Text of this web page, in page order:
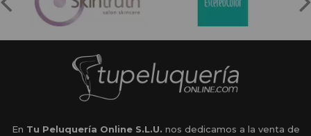
En Tu Peluquería Online S.L.U. nos dedicamos a la venta de